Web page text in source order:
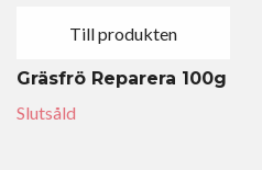
Till produkten
Gräsfrö Reparera 100g
Slutsåld